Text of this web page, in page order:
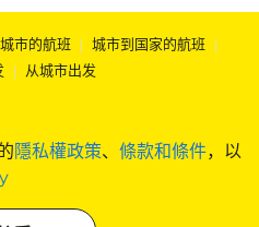
隱私權政策、 條款和條件，以
市的航班 | 城市到国家的航班 |
| 从城市出发